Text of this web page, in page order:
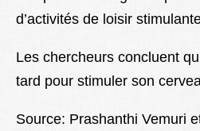
d’activités de loisir
Les chercheurs concluent
tard pour stimuler son
Source: Prashanthi Vemuri